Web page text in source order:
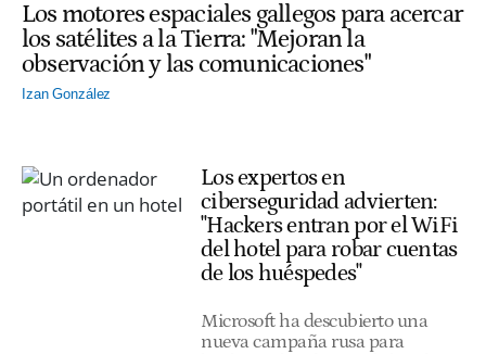
Los motores espaciales gallegos para acercar
los satélites a la Tierra: "Mejoran la
observación y las comunicaciones"
Izan González
Los expertos en
ciberseguridad advierten:
"Hackers entran por el WiFi
del hotel para robar cuentas
de los huéspedes"
Microsoft ha descubierto una
nueva campaña rusa para